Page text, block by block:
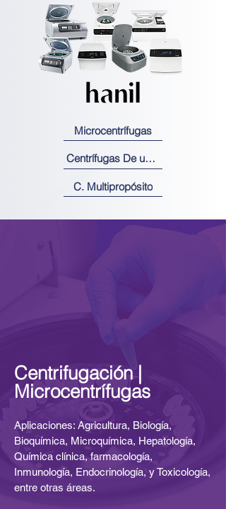
Microcentrífugas
Centrífugas De uso General
C. Multipropósito
Centrifugación |
Microcentrífugas
Aplicaciones: Agricultura, Biología,
Bioquímica, Microquímica, Hepatología,
Química clínica, farmacología,
Inmunología, Endocrinología, y Toxicología,
entre otras áreas.